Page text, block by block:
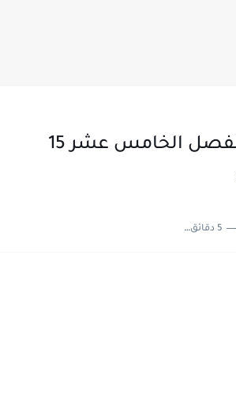
رواية أرناط الفصل الخامس عشر 15
5 دقائق للقراءة